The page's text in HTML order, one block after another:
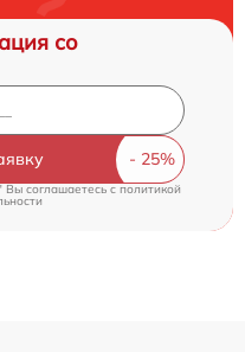
со
Вы соглашаетесь c политикой